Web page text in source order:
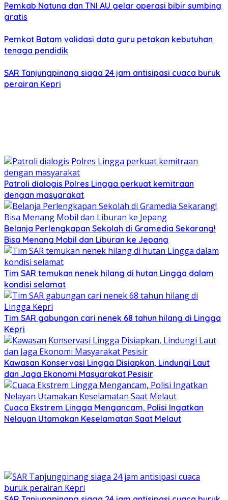
Pemkab Natuna dan TNI AU gelar operasi bibir sumbing
gratis
Pemkot Batam validasi data guru petakan kebutuhan
tenaga pendidik
SAR Tanjungpinang siaga 24 jam antisipasi cuaca buruk
perairan Kepri
Patroli dialogis Polres Lingga perkuat kemitraan
dengan masyarakat
Belanja Perlengkapan Sekolah di Gramedia Sekarang!
Bisa Menang Mobil dan Liburan ke Jepang
Tim SAR temukan nenek hilang di hutan Lingga dalam
kondisi selamat
Tim SAR gabungan cari nenek 68 tahun hilang di Lingga
Kepri
Kawasan Konservasi Lingga Disiapkan, Lindungi Laut
dan Jaga Ekonomi Masyarakat Pesisir
Cuaca Ekstrem Lingga Mengancam, Polisi Ingatkan
Nelayan Utamakan Keselamatan Saat Melaut